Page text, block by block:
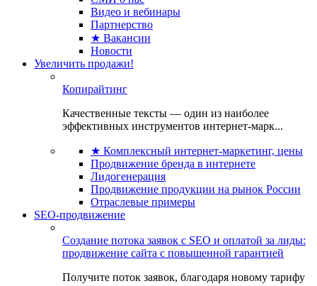
Видео и вебинары
Партнерство
★ Вакансии
Новости
Увеличить продажи!
Копирайтинг
Качественные тексты — один из наиболее
эффективных инструментов интернет-марк...
★ Комплексный интернет-маркетинг, цены
Продвижение бренда в интернете
Лидогенерация
Продвижение продукции на рынок России
Отраслевые примеры
SEO-продвижение
Создание потока заявок с SEO и оплатой за лиды:
продвижение сайта с повышенной гарантией
Получите поток заявок, благодаря новому тарифу